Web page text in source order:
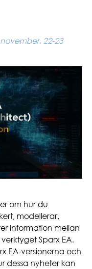
22-23
om hur du
modellerar,
information mellan
Sparx EA.
EA-versionerna och
dessa nyheter kan